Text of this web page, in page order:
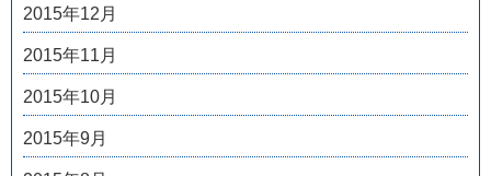
2015年12月
2015年11月
2015年10月
2015年9月